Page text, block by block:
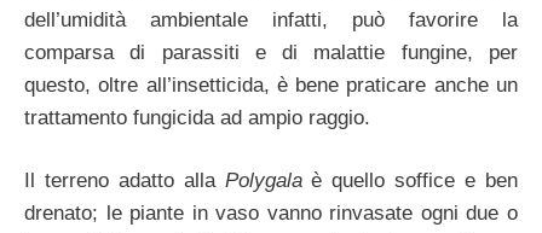
dell’umidità ambientale infatti, può favorire la
comparsa di parassiti e di malattie fungine, per
questo, oltre all’insetticida, è bene praticare anche un
trattamento fungicida ad ampio raggio.
Il terreno adatto alla Polygalaè quello soffice e ben
drenato; le piante in vaso vanno rinvasate ogni due o